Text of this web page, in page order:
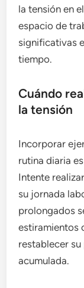
la tensión en
espacio de
significativas
tiempo.
Cuándo
la tensión
Incorporar
rutina diaria
Intente
su jornada
prolongados
estiramientos
restablecer
acumulada.